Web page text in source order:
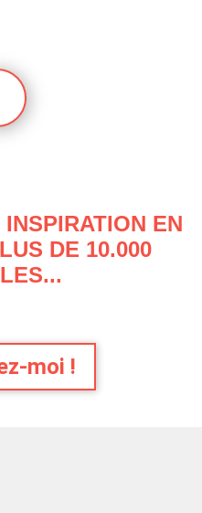
EN
DE 10.000
moi !